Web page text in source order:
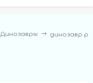
Динозавры динозавр